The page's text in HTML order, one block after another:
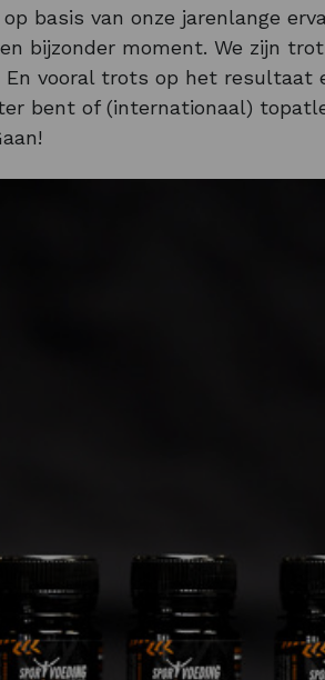
basis van onze jarenlange
bijzonder moment. We zijn
En vooral trots op het resultaat
bent of (internationaal)